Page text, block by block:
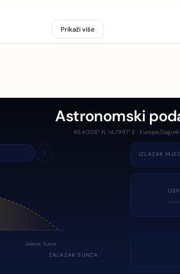
Prikaži više
Astronomski
45.4008° N, 14.7997° E · Europe/Zagreb
Zalazak Sunca
ZALAZAK SUNCA
IZLAZAK